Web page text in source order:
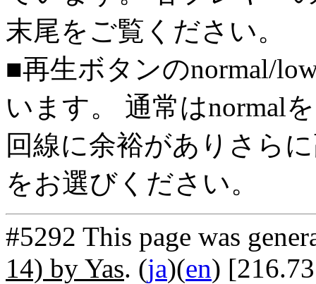
末尾をご覧ください。
■再生ボタンのnormal/
います。 通常はnormal
回線に余裕がありさら
をお選びください。
#5292 This page was
14) by Yas. (ja)(en)